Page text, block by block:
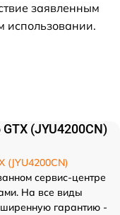
заявленным
использовании.
(JYU4200CN)
(JYU4200CN)
сервис-центре
На все виды
гарантию -